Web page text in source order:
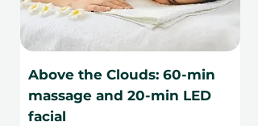
Above the Clouds: 60-min
massage and 20-min LED
facial